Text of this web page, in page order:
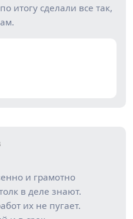
итогу сделали все так,
и грамотно
в деле знают.
их не пугает.